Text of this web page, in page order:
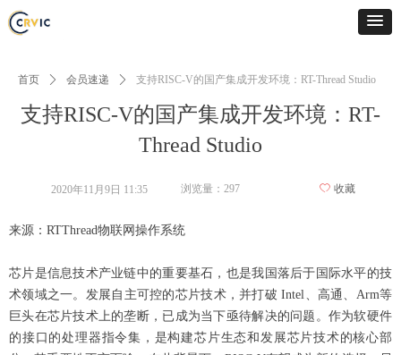
支持RISC-V的国产集成开发环境：RT-
Thread Studio
首页 ꄲ 会员速递 ꄲ 支持RISC-V的国产集成开发环境：RT-Thread Studio
来源：RTThread物联网操作系统
芯片是信息技术产业链中的重要基石，也是我国落后于国际水平的技
术领域之一。发展自主可控的芯片技术，并打破 Intel、高通、Arm等
巨头在芯片技术上的垄断，已成为当下亟待解决的问题。作为软硬件
的接口的处理器指令集，是构建芯片生态和发展芯片技术的核心部
2020年11月9日 11:35 浏览量： 297 ꄀ 收藏